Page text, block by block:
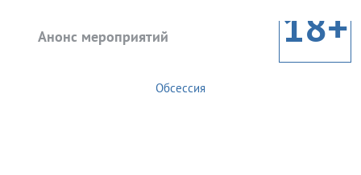
Анонс мероприятий 18+
Обсессия